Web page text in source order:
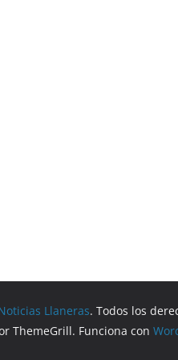
Llaneras. Todos los
ThemeGrill. Funciona con